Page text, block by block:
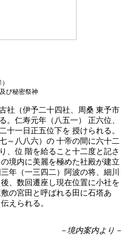
び秘密祭神
社（伊予二十四社、周桑 東予市
。仁寿元年（八五一） 正六位、
十一日正五位下を 授けられる。
～八八六）の 十帝の間に六十二
、位 階を給ること十二度と記さ
境内に美麗を極めた社殿が建立
年（一三四二）阿波の将、細川
、数回遷座し現在位置に小社を
の宮田と呼ばれる田に石塔あ
えられる。
－境内案内より－